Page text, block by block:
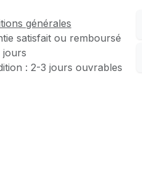
générales
satisfait ou remboursé
jours
: 2-3 jours ouvrables